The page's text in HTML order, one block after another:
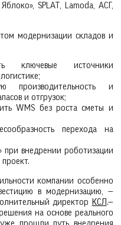
SPLAT, Lamoda, АСГ,
модернизации складов и
источники
производительность и
и отгрузок;
WMS без роста сметы и
перехода на
при внедрении роботизации
компании особенно
в модернизацию, —
директор КСЛ .—
на основе реального